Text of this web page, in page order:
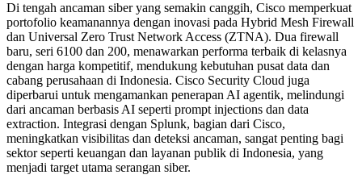
Di tengah ancaman siber yang semakin canggih, Cisco memperkuat
portofolio keamanannya dengan inovasi pada Hybrid Mesh Firewall
dan Universal Zero Trust Network Access (ZTNA). Dua firewall
baru, seri 6100 dan 200, menawarkan performa terbaik di kelasnya
dengan harga kompetitif, mendukung kebutuhan pusat data dan
cabang perusahaan di Indonesia. Cisco Security Cloud juga
diperbarui untuk mengamankan penerapan AI agentik, melindungi
dari ancaman berbasis AI seperti prompt injections dan data
extraction. Integrasi dengan Splunk, bagian dari Cisco,
meningkatkan visibilitas dan deteksi ancaman, sangat penting bagi
sektor seperti keuangan dan layanan publik di Indonesia, yang
menjadi target utama serangan siber.